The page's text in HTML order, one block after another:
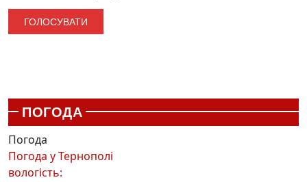
ПОГОДА
Погода
Погода уТернополі
вологість: